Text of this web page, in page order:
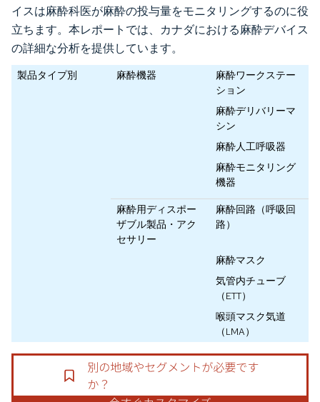
イスは麻酔科医が麻酔の投与量をモニタリングするのに役
立ちます。本レポートでは、カナダにおける麻酔デバイス
の詳細な分析を提供しています。
製品タイプ別 麻酔機器
麻酔ワークステー
ション
麻酔デリバリーマ
シン
麻酔人工呼吸器
麻酔モニタリング
機器
麻酔用ディスポー
ザブル製品・アク
セサリー
麻酔回路（呼吸回
路）
麻酔マスク
気管内チューブ
（ETT）
喉頭マスク気道
（LMA）